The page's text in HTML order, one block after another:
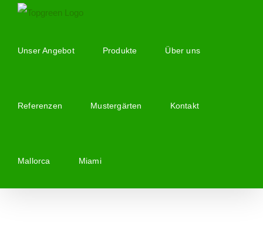
springenUnser Angebot Produkte Über uns
Referenzen Mustergärten Kontakt
Mallorca Miami